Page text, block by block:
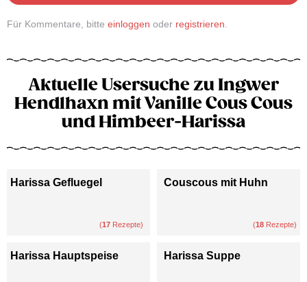
Für Kommentare, bitte einloggen oder registrieren
Aktuelle Usersuche zu Ingwer
Hendlhaxn mit Vanille Cous Cous
und Himbeer-Harissa
Harissa Gefluegel
(17 Rezepte)
Couscous mit Huhn
(18 Rezepte)
Harissa Hauptspeise Harissa Suppe